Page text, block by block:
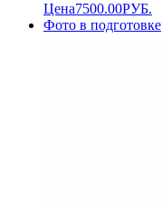
Цена7500.00РУБ.
Фото в подготовке